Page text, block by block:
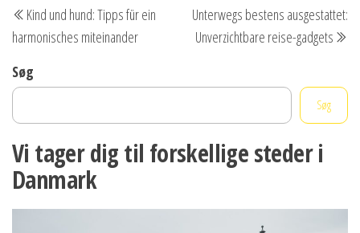
indlægKind und hund: Tipps für ein
harmonisches miteinander
Unterwegs bestens ausgestattet:
Unverzichtbare reise-gadgets
Søg
Søg
Vi tager dig til forskellige steder i
Danmark